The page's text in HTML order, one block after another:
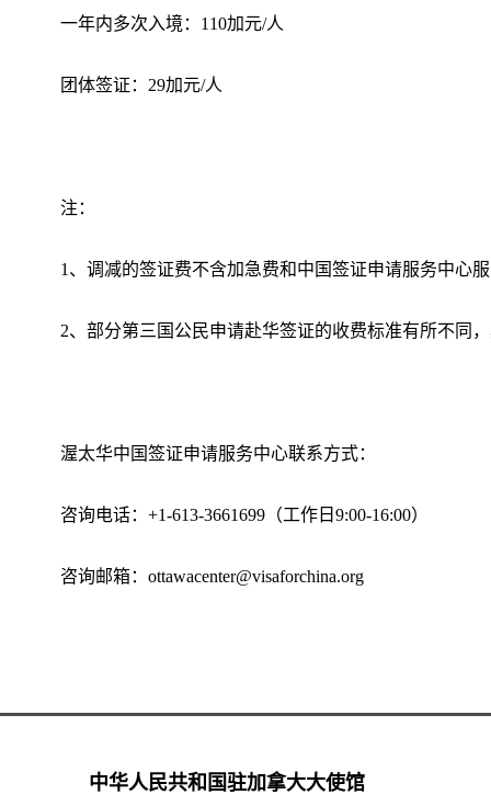
一年内多次入境：110加元/人
团体签证：29加元/人
注：
1、调减的签证费不含加急费和中国签证申请服务中心
2、部分第三国公民申请赴华签证的收费标准有所不同
渥太华中国签证申请服务中心联系方式：
咨询电话：+1-613-3661699（工作日9:00-16:00）
咨询邮箱：ottawacenter@visaforchina.org
中华人民共和国驻加拿大大使馆